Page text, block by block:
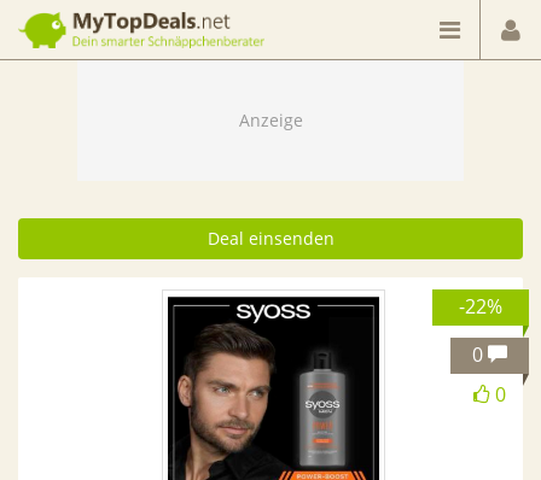
Dein smarter Schnäppchenberater
Deal einsenden
-22%
0
0